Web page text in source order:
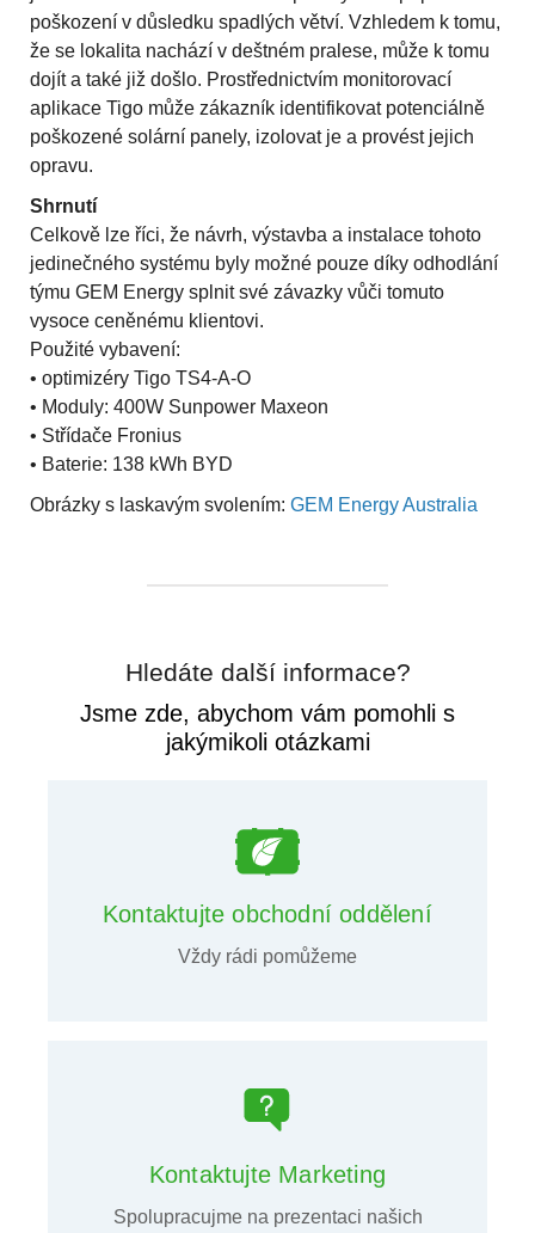
poškození v důsledku spadlých větví. Vzhledem k tomu,
že se lokalita nachází v deštném pralese, může k tomu
dojít a také již došlo. Prostřednictvím monitorovací
aplikace Tigo může zákazník identifikovat potenciálně
poškozené solární panely, izolovat je a provést jejich
opravu.
Shrnutí
Celkově lze říci, že návrh, výstavba a instalace tohoto
jedinečného systému byly možné pouze díky odhodlání
týmu GEM Energy splnit své závazky vůči tomuto
vysoce ceněnému klientovi.
Použité vybavení:
• optimizéry Tigo TS4-A-O
• Moduly: 400W Sunpower Maxeon
• Střídače Fronius
• Baterie: 138 kWh BYD
Obrázky s laskavým svolením: GEM Energy Australia
Hledáte další informace?
Jsme zde, abychom vám pomohli s
jakýmikoli otázkami
Kontaktujte obchodní oddělení
Vždy rádi pomůžeme
Kontaktujte Marketing
Spolupracujme na prezentaci našich